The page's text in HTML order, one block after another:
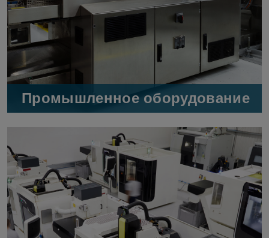
Промышленное оборудование